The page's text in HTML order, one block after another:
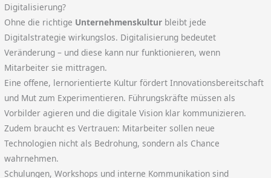
Digitalisierung?
Ohne die richtige Unternehmenskultur bleibt jede
Digitalstrategie wirkungslos. Digitalisierung bedeutet
Veränderung – und diese kann nur funktionieren, wenn
Mitarbeiter sie mittragen.
Eine offene, lernorientierte Kultur fördert Innovationsbereitschaft
und Mut zum Experimentieren. Führungskräfte müssen als
Vorbilder agieren und die digitale Vision klar kommunizieren.
Zudem braucht es Vertrauen: Mitarbeiter sollen neue
Technologien nicht als Bedrohung, sondern als Chance
wahrnehmen.
Schulungen, Workshops und interne Kommunikation sind